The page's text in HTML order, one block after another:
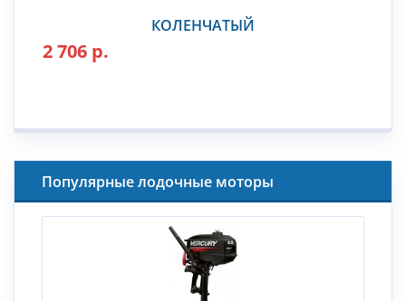
КОЛЕНЧАТЫЙ
2 706 р.
Популярные лодочные моторы